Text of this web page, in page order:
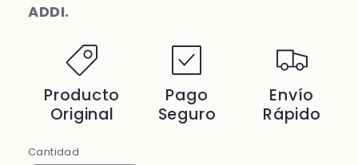
ADDI.
Producto
Original
Pago
Seguro
Envío
Rápido
Cantidad
Cantidad